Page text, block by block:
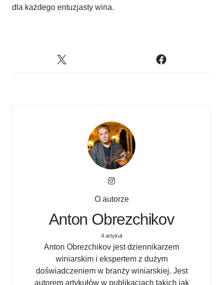
dla każdego entuzjasty wina.
O autorze
Anton Obrezchikov
4 artykuł
Anton Obrezchikov jest dziennikarzem
winiarskim i ekspertem z dużym
doświadczeniem w branży winiarskiej. Jest
autorem artykułów w publikacjach takich jak